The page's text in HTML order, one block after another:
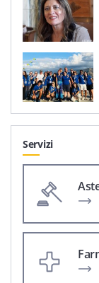
Servizi